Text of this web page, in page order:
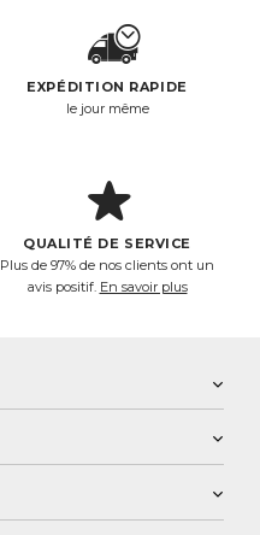
EXPÉDITION RAPIDE
le jour même
QUALITÉ DE SERVICE
Plus de 97% de nos clients ont un
avis positif. En savoir plus